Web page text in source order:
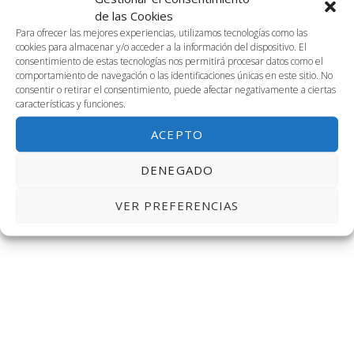
de las Cookies
Para ofrecer las mejores experiencias, utilizamos tecnologías como las
cookies para almacenar y/o acceder a la información del dispositivo. El
consentimiento de estas tecnologías nos permitirá procesar datos como el
comportamiento de navegación o las identificaciones únicas en este sitio. No
consentir o retirar el consentimiento, puede afectar negativamente a ciertas
características y funciones.
ACEPTO
DENEGADO
VER PREFERENCIAS
y
vistas
de
Eventos
eventoseventos
31
eventos
1 2
0
eventos
5
0
eventos
6
0
eventos
7
2
eventos
8
0
eventos
9
0
eventos
10
0
1
evento
12
0
eventos
13
4
eventos
14
4
eventos
15
3
eventos
16
0
eventos
17
0
18
1
evento
19
0
eventos
20
3
eventos
21
3
22
2
23
0
24
0
25
2
26
0
27
1
evento
28
4
eventos
29
1
30
0
31
0
1
Este mes